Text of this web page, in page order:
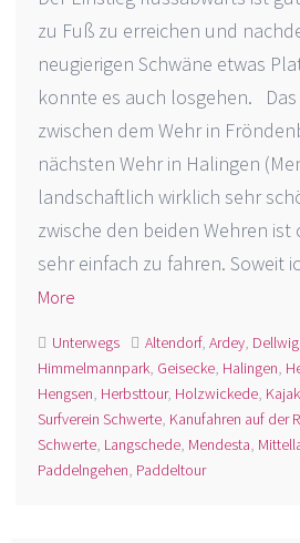
zu Fuß zu erreichen und
neugierigen Schwäne etwas
konnte es auch losgehen.
zwischen dem Wehr in
nächsten Wehr in Halingen
landschaftlich wirklich sehr
zwische den beiden Wehren ist
sehr einfach zu fahren. Soweit
More
Unterwegs Altendorf,Ardey, Dellwig
Himmelmannpark, Geisecke, Halingen,
Hengsen, Herbsttour, Holzwickede,
Surfverein Schwerte, Kanufahren auf der
Schwerte, Langschede, Mendesta,
Paddelngehen, Paddeltour